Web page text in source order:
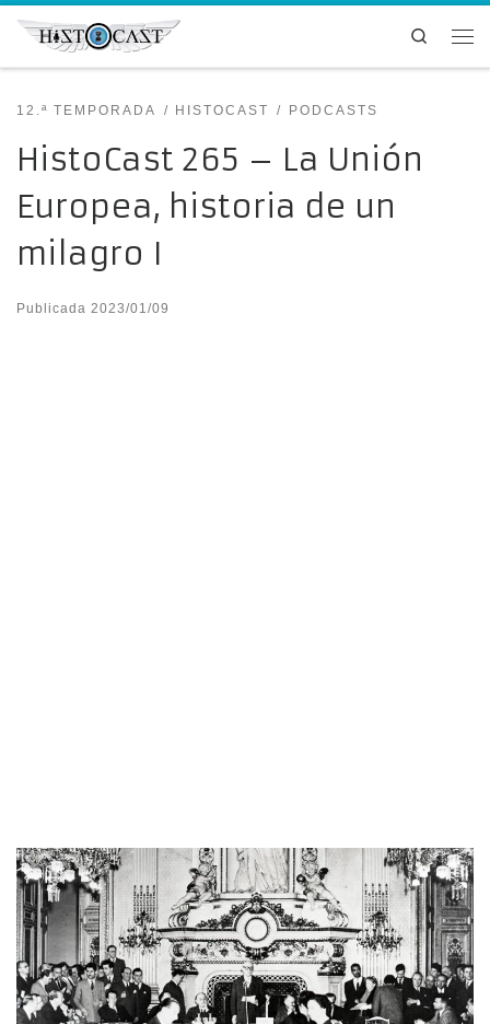
Saltar al contenido
Search
12.ª TEMPORADA HISTOCAST PODCASTS
HistoCast 265 – La Unión
Europea, historia de un
milagro I
Publicada 2023/01/09